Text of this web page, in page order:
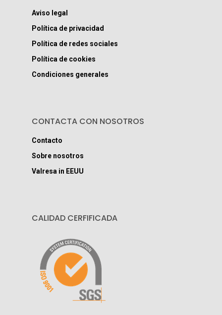
Aviso legal
Política de privacidad
Política de redes sociales
Política de cookies
Condiciones generales
CONTACTA CON NOSOTROS
Contacto
Sobre nosotros
Valresa in EEUU
CALIDAD CERFIFICADA